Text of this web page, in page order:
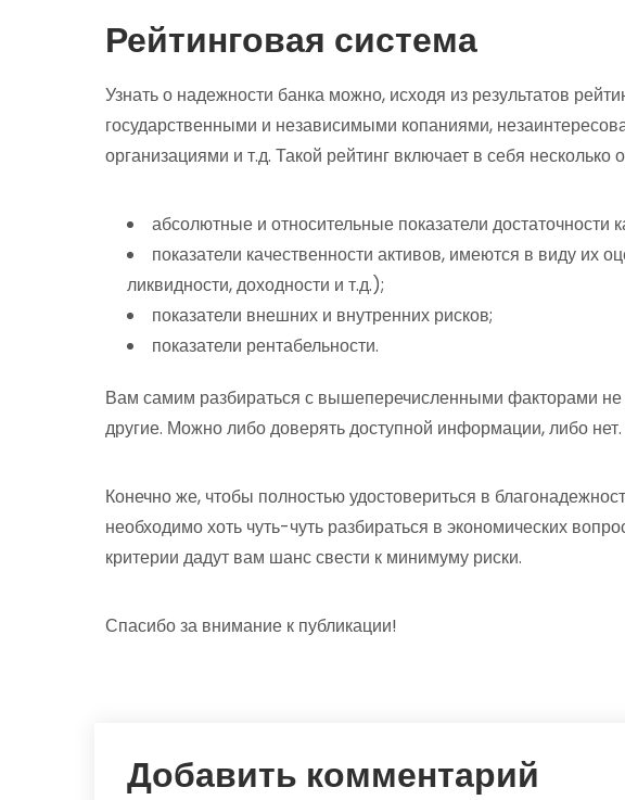
Рейтинговая система
Узнать о надежности банка можно, исходя из результатов
государственными и независимыми копаниями,
организациями и т.д. Такой рейтинг включает в себя несколько
абсолютные и относительные показатели достаточности
показатели качественности активов, имеются в виду их
ликвидности, доходности и т.д.);
показатели внешних и внутренних рисков;
показатели рентабельности.
Вам самим разбираться с вышеперечисленными факторами не
другие. Можно либо доверять доступной информации, либо нет.
Конечно же, чтобы полностью удостовериться в
необходимо хоть чуть-чуть разбираться в экономических
критерии дадут вам шанс свести к минимуму риски.
Спасибо за внимание к публикации!
Добавить комментарий